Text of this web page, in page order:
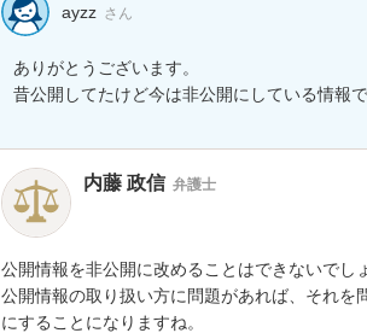
ayzz さん
ありがとうございます。
昔公開してたけど今は非公開にしている情報
内藤 政信 弁護士
公開情報を非公開に改めることはできないでし
公開情報の取り扱い方に問題があれば、それを
にすることになりますね。